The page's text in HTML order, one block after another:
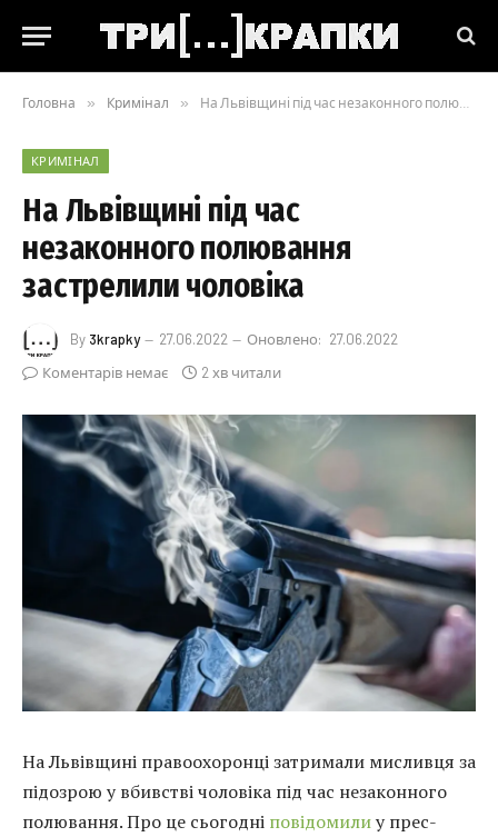
Головна » Кримінал » На Львівщині під час незаконного полювання застрелили чоловіка
КРИМІНАЛ
На Львівщині під час
незаконного полювання
застрелили чоловіка
By 3krapky 27.06.2022 Оновлено: 27.06.2022
Коментарів немає
2 хв читали
На Львівщині правоохоронці затримали мисливця за
підозрою у вбивстві чоловіка під час незаконного
полювання. Про це сьогодні повідомилиу прес-